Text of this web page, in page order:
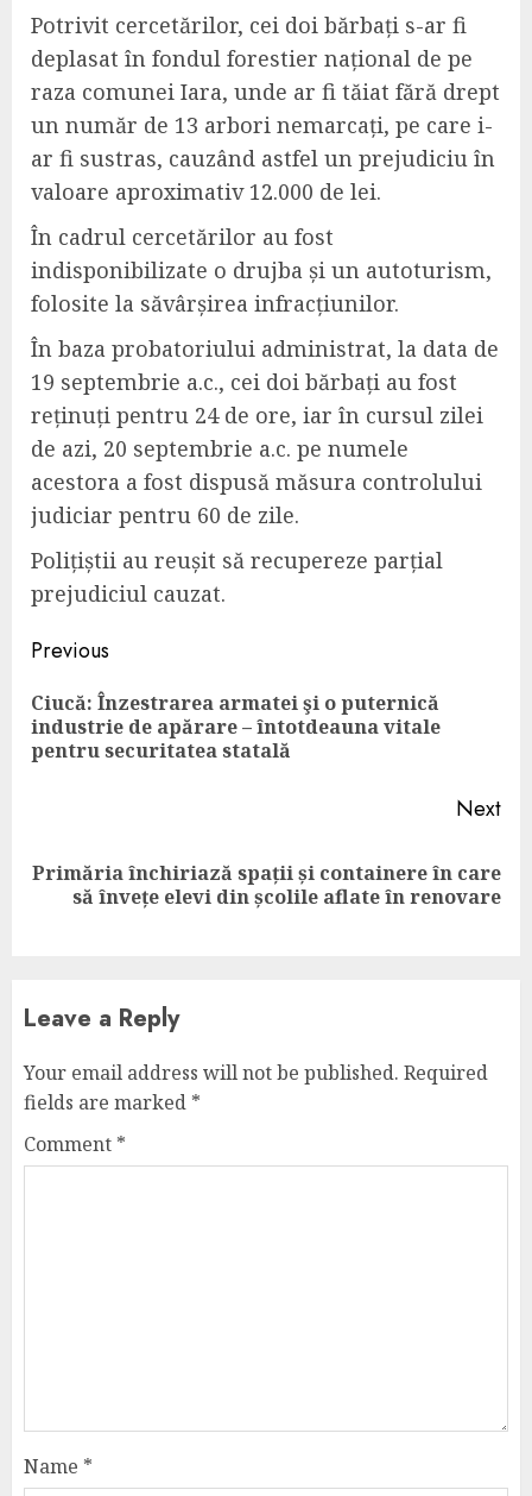
Potrivit cercetărilor, cei doi bărbați s-ar fi
deplasat în fondul forestier național de pe
raza comunei Iara, unde ar fi tăiat fără drept
un număr de 13 arbori nemarcați, pe care i-
ar fi sustras, cauzând astfel un prejudiciu în
valoare aproximativ 12.000 de lei.
În cadrul cercetărilor au fost
indisponibilizate o drujba și un autoturism,
folosite la săvârșirea infracțiunilor.
În baza probatoriului administrat, la data de
19 septembrie a.c., cei doi bărbați au fost
reținuți pentru 24 de ore, iar în cursul zilei
de azi, 20 septembrie a.c. pe numele
acestora a fost dispusă măsura controlului
judiciar pentru 60 de zile.
Polițiștii au reușit să recupereze parțial
prejudiciul cauzat.
Continue
Reading
Previous
Ciucă: Înzestrarea armatei şi o puternică
industrie de apărare – întotdeauna vitale
pentru securitatea statală
Next
Next
post:
Primăria închiriază spații și containere în care
să învețe elevi din școlile aflate în renovare
Leave a Reply
Your email address will not be published. Required
fields are marked *
Comment *
Name *